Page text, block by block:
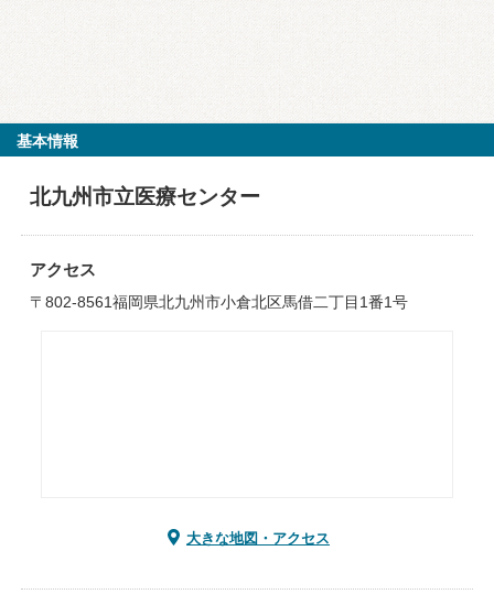
基本情報
北九州市立医療センター
アクセス
〒802-8561福岡県北九州市小倉北区馬借二丁目1番1号
大きな地図・アクセス